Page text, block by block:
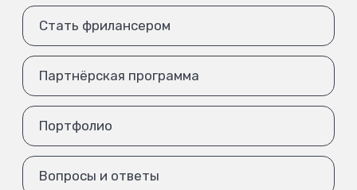
Стать фрилансером
Партнёрская программа
Портфолио
Вопросы и ответы